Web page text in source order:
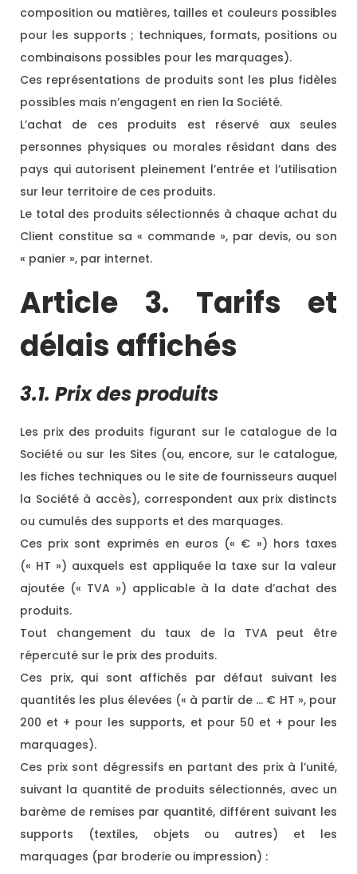
composition ou matières, tailles et couleurs possibles
pour les supports ; techniques, formats, positions ou
combinaisons possibles pour les marquages).
Ces représentations de produits sont les plus fidèles
possibles mais n’engagent en rien la Société.
L’achat de ces produits est réservé aux seules
personnes physiques ou morales résidant dans des
pays qui autorisent pleinement l’entrée et l’utilisation
sur leur territoire de ces produits.
Le total des produits sélectionnés à chaque achat du
Client constitue sa « commande », par devis, ou son
« panier », par internet.
Article 3. Tarifs et
délais affichés
3.1. Prix des produits
Les prix des produits figurant sur le catalogue de la
Société ou sur les Sites (ou, encore, sur le catalogue,
les fiches techniques ou le site de fournisseurs auquel
la Société à accès), correspondent aux prix distincts
ou cumulés des supports et des marquages.
Ces prix sont exprimés en euros (« € ») hors taxes
(« HT ») auxquels est appliquée la taxe sur la valeur
ajoutée (« TVA ») applicable à la date d’achat des
produits.
Tout changement du taux de la TVA peut être
répercuté sur le prix des produits.
Ces prix, qui sont affichés par défaut suivant les
quantités les plus élevées (« à partir de … € HT », pour
200 et + pour les supports, et pour 50 et + pour les
marquages).
Ces prix sont dégressifs en partant des prix à l’unité,
suivant la quantité de produits sélectionnés, avec un
barème de remises par quantité, différent suivant les
supports (textiles, objets ou autres) et les
marquages (par broderie ou impression) :